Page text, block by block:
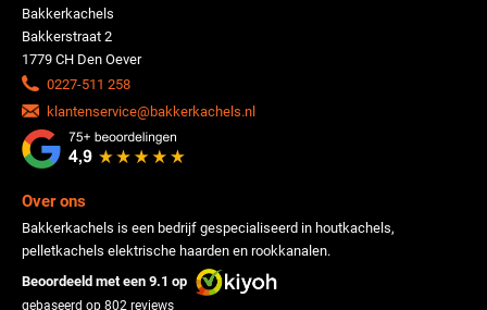
Bakkerkachels
Bakkerstraat 2
1779 CH Den Oever
0227-511 258
klantenservice@bakkerkachels.nl
Over ons
Bakkerkachels is een bedrijf gespecialiseerd in houtkachels,
pelletkachels elektrische haarden en rookkanalen.
Beoordeeld met een 9.1 op
gebaseerd op 802 reviews